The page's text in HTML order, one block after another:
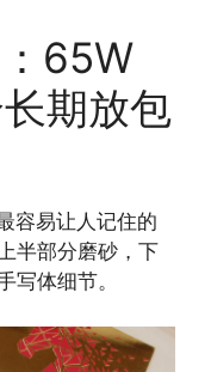
65W
期放包
容易让人记住的
半部分磨砂，下
写体细节。